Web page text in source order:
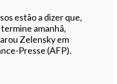
estão a dizer que,
amanhã,
Zelensky em
Presse (AFP).